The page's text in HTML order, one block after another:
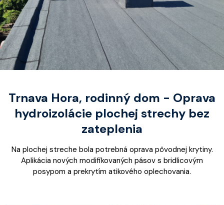
Trnava Hora, rodinný dom - Oprava
hydroizolácie plochej strechy bez
zateplenia
Na plochej streche bola potrebná oprava pôvodnej krytiny.
Aplikácia nových modifikovaných pásov s bridlicovým
posypom a prekrytím atikového oplechovania.